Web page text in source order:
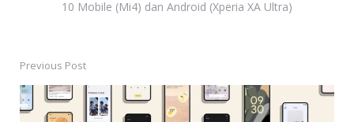
10 Mobile (Mi4) dan Android (Xperia XA Ultra)
Post
navigation
Previous Post